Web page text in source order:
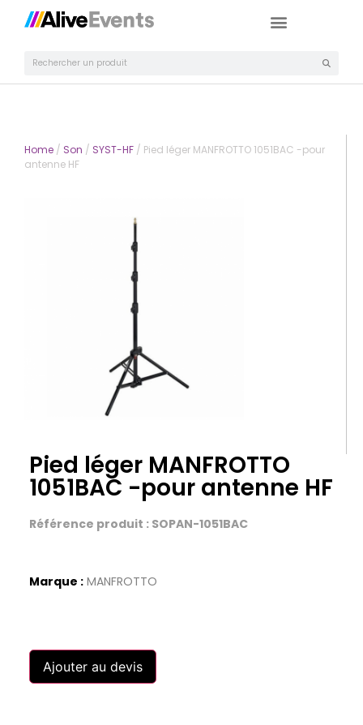
Home / Son / SYST-HF / Pied léger MANFROTTO 1051BAC -pour
antenne HF
Pied léger MANFROTTO
1051BAC -pour antenne HF
Référence produit : SOPAN-1051BAC
Marque : MANFROTTO
Ajouter au devis